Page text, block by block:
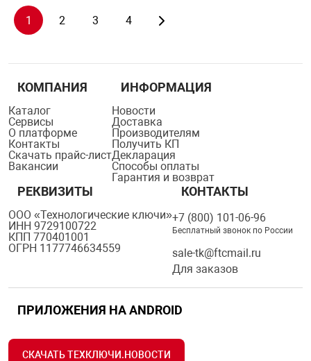
1 2 3 4
КОМПАНИЯ
Каталог
Сервисы
О платформе
Контакты
Скачать прайс-лист
Вакансии
ИНФОРМАЦИЯ
Новости
Доставка
Производителям
Получить КП
Декларация
Способы оплаты
Гарантия и возврат
РЕКВИЗИТЫ
ООО «Технологические ключи»
ИНН 9729100722
КПП 770401001
ОГРН 1177746634559
КОНТАКТЫ
+7 (800) 101-06-96
Бесплатный звонок по России
sale-tk@ftcmail.ru
Для заказов
ПРИЛОЖЕНИЯ НА ANDROID
СКАЧАТЬ ТЕХКЛЮЧИ.НОВОСТИ